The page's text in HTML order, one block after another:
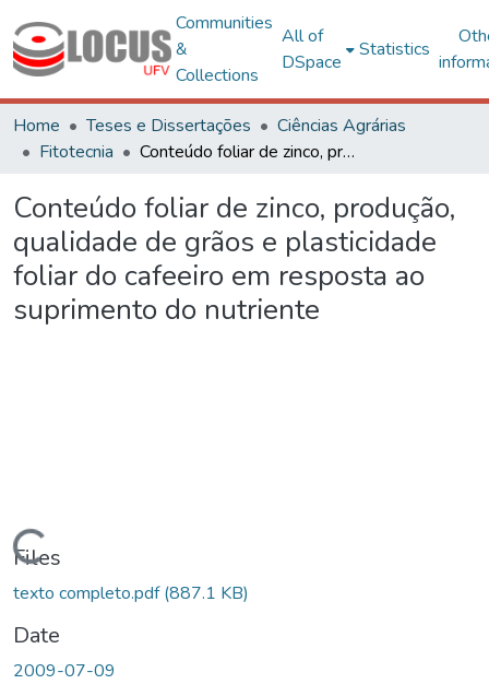
Communities
&
Collections
All of
DSpace
Statistics
Home Teses e Dissertações
Ciências Agrárias
Fitotecnia
Conteúdo foliar de zinco, produção, qualidade de grãos e plasticidade foliar do cafeeiro em resposta ao suprimento do nutriente
Conteúdo foliar de zinco, produção,
qualidade de grãos e plasticidade
foliar do cafeeiro em resposta ao
suprimento do nutriente
Files
texto completo.pdf(887.1 KB)
Date
2009-07-09